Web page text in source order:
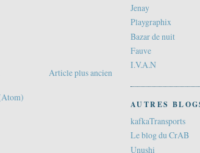
Article plus ancien
Jenay
Playgraphix
Bazar de nuit
Fauve
I.V.A.N
AUTRES
kafkaTransports
Le blog du CrAB
Unushi